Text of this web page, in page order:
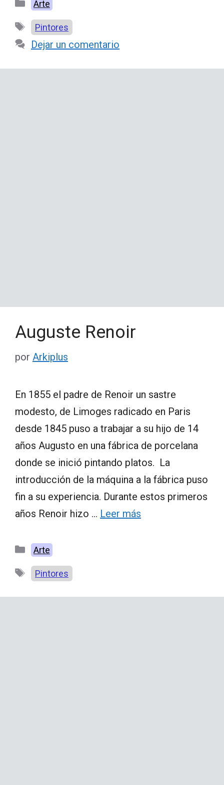
Categorías
Arte
Etiquetas
Pintores
Dejar un comentario
Auguste Renoir
por Arkiplus
En 1855 el padre de Renoir un sastre
modesto, de Limoges radicado en Paris
desde 1845 puso a trabajar a su hijo de 14
años Augusto en una fábrica de porcelana
donde se inició pintando platos. La
introducción de la máquina a la fábrica puso
fin a su experiencia. Durante estos primeros
años Renoir hizo … Leer más
Categorías
Arte
Etiquetas
Pintores